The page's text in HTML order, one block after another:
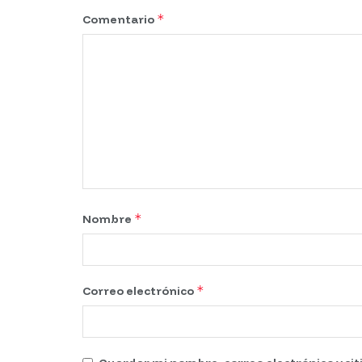
Comentario *
Nombre *
Correo electrónico *